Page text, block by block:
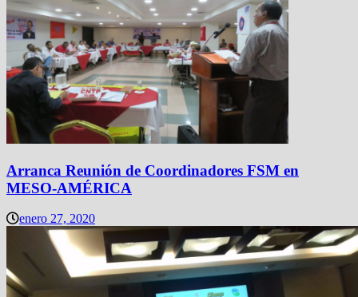
Arranca Reunión de Coordinadores FSM en
MESO-AMÉRICA
enero 27, 2020